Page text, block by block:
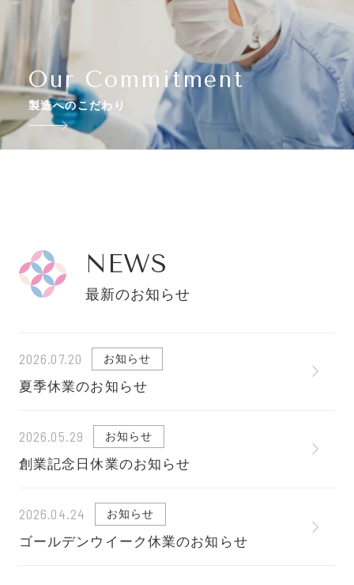
Our Commitment
製造へのこだわり
NEWS
最新のお知らせ
2026.07.20 お知らせ
夏季休業のお知らせ
2026.05.29 お知らせ
創業記念日休業のお知らせ
2026.04.24 お知らせ
ゴールデンウイーク休業のお知らせ